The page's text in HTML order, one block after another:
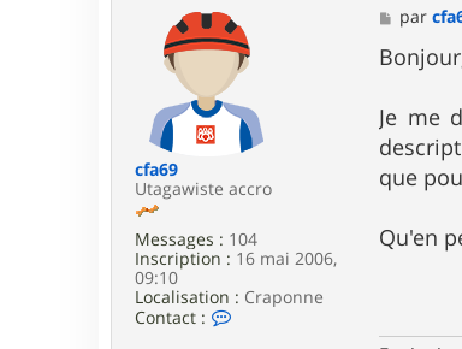
cfa69
Utagawiste accro
Messages : 104
Inscription : 16 mai 2006,
09:10
Localisation : Craponne
Contact :
M
e
s
s
g
e
par
Je me
que
Qu'en